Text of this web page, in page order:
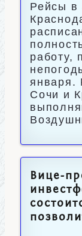
Рейсы в
работу,
января.
Сочи и
Вице-